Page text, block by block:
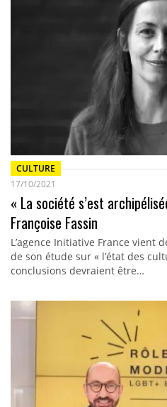
CULTURE
17/10/2021
« La société s’est
Françoise Fassin
L’agence Initiative France vient
de son étude sur « l’état des
conclusions devraient être…